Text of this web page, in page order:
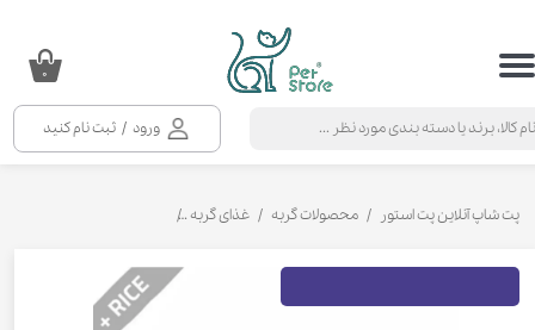
ورود / ثبت نام کنید
حساب کاربری من
خروج از حساب کاربری
۰
پت شاپ آنلاین پت استور محصولات گربه غذای گربه